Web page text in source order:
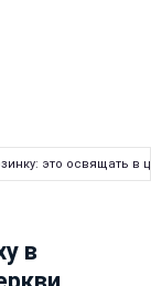
это освящать в
в